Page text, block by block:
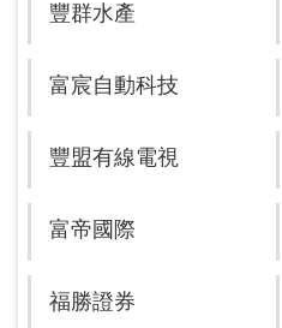
豐群水產
富宸自動科技
豐盟有線電視
富帝國際
福勝證券